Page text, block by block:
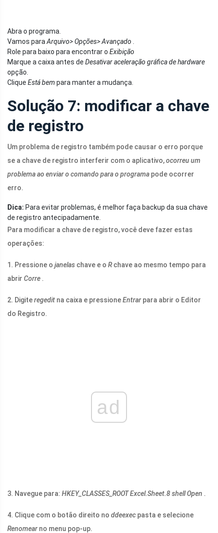
Abra o programa.
Vamos para Arquivo> Opções> Avançado
Role para baixo para encontrar o Exibição
Marque a caixa antes de Desativar aceleração gráfica de hardware
opção.
Clique Está bem para manter a mudança.
Solução 7: modificar a chave
de registro
Um problema de registro também pode causar o erro porque
se a chave de registro interferir com o aplicativo,ocorreu um
problema ao enviar o comando para o programa pode ocorrer
erro.
Dica: Para evitar problemas, é melhor faça backup da sua chave
de registro antecipadamente.
Para modificar a chave de registro, você deve fazer estas
operações:
1. Pressione o janelas chave e o Rchave ao mesmo tempo para
abrir Corre .
2. Digiteregedit na caixa e pressioneEntrar para abrir o Editor
do Registro.
ad
3. Navegue para: HKEY_CLASSES_ROOTExcel.Sheet.8shell Open .
4. Clique com o botão direito no ddeexec pasta e selecione
Renomear no menu pop-up.